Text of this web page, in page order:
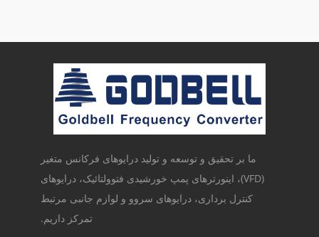
ما بر تحقیق و توسعه و تولید درایوهای فرکانس متغیر
(VFD)، اینورترهای پمپ خورشیدی فتوولتائیک، درایوهای
کنترل برداری، درایوهای سروو و لوازم جانبی مرتبط
تمرکز داریم.